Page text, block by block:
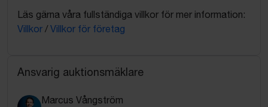
Läs gärna våra fullständiga villkor för mer information:
Villkor / Villkor för företag
Ansvarig auktionsmäklare
Marcus Vångström